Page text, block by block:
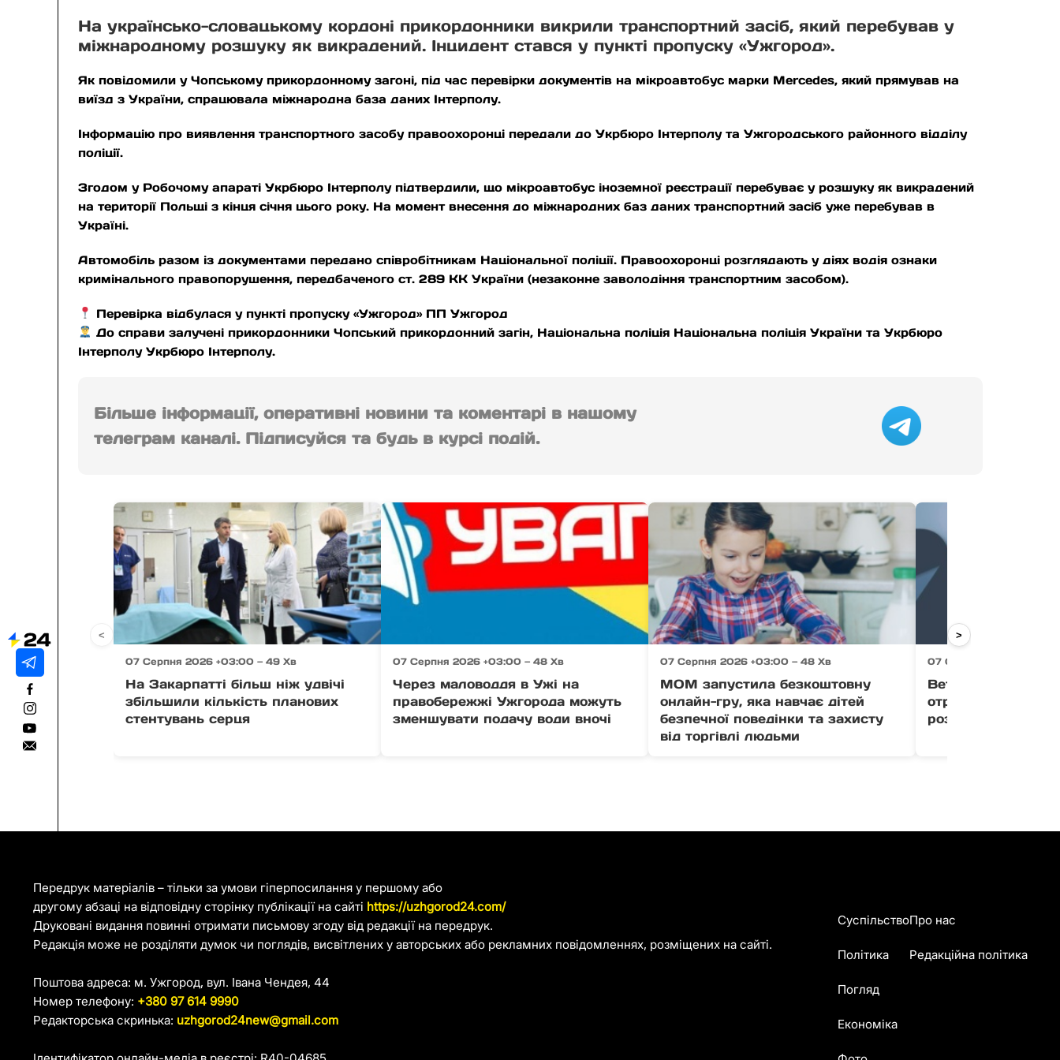
На українсько-словацькому кордоні прикордонники викрили транспортний засіб, який перебував у
міжнародному розшуку як викрадений. Інцидент стався у пункті пропуску «Ужгород».
Як повідомили у Чопському прикордонному загоні, під час перевірки документів на мікроавтобус марки Mercedes, який прямував на
виїзд з України, спрацювала міжнародна база даних Інтерполу.
Інформацію про виявлення транспортного засобу правоохоронці передали до Укрбюро Інтерполу та Ужгородського районного відділу
поліції.
Згодом у Робочому апараті Укрбюро Інтерполу підтвердили, що мікроавтобус іноземної реєстрації перебуває у розшуку як викрадений
на території Польщі з кінця січня цього року. На момент внесення до міжнародних баз даних транспортний засіб уже перебував в
Україні.
Автомобіль разом із документами передано співробітникам Національної поліції. Правоохоронці розглядають у діях водія ознаки
кримінального правопорушення, передбаченого ст. 289 КК України (незаконне заволодіння транспортним засобом).
Перевірка відбулася у пункті пропуску «Ужгород» ПП Ужгород
До справи залучені прикордонники Чопський прикордонний загін, Національна поліція Національна поліція України та Укрбюро
Інтерполу Укрбюро Інтерполу.
Більше інформації, оперативні новини та коментарі в нашому
телеграм каналі. Підписуйся та будь в курсі подій.
07 Серпня 2026 +03:00 — 49 Хв
На Закарпатті більш ніж удвічі
збільшили кількість планових
стентувань серця
07 Серпня 2026 +03:00 — 48 Хв
Через маловоддя в Ужі на
правобережжі Ужгорода можуть
зменшувати подачу води вночі
07 Серпня 2026 +03:00 — 48 Хв
МОМ запустила безкоштовну
онлайн-гру, яка навчає дітей
безпечної поведінки та захисту
від торгівлі людьми
07 Серпня 2026 +03:00
Ветерани
отримати до 1 млн
розвиток бізнесу
< >
Передрук матеріалів – тільки за умови гіперпосилання у першому або
другому абзаці на відповідну сторінку публікації на сайті https://uzhgorod24.com/
Друковані видання повинні отримати письмову згоду від редакції на передрук.
Редакція може не розділяти думок чи поглядів, висвітлених у авторських або рекламних повідомленнях, розміщених на сайті.
Поштова адреса: м. Ужгород, вул. Івана Чендея, 44
Номер телефону: +380 97 614 9990
Редакторська скринька: uzhgorod24new@gmail.com
Суспільство
Політика
Погляд
Економіка
Про нас
Редакційна політика